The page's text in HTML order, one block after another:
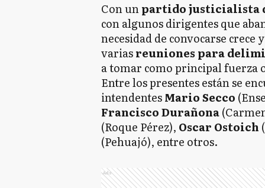
Con unpartido justicialista
con algunos dirigentes que
necesidad de convocarse crece
variasreuniones para
a tomar como principal fuerza
Entre los presentes están se
intendentesMario Secco
Francisco Durañona
(Roque Pérez), Oscar Ostoich
(Pehuajó), entre otros.
Ads